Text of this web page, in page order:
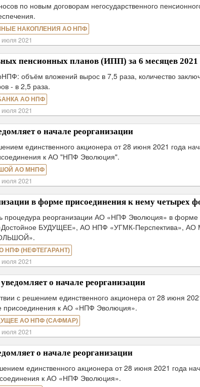
по новым договорам негосударственного
НАКОПЛЕНИЯ АО НПФ
июля 2021
пенсионных планов (ИПП) за 6 месяцев 2021
объём вложений вырос в 7,5 раза, количество
- в 2,5 раза.
АО НПФ
июля 2021
о начале реорганизации
единственного акционера от 28 июня 2021 года
к АО "НПФ Эволюция".
АО МНПФ
июля 2021
в форме присоединения к нему четырех
реорганизации АО «НПФ Эволюция» в форме
БУДУЩЕЕ», АО НПФ «УГМК-Перспектива»,
НПФ (НЕФТЕГАРАНТ)
июля 2021
о начале реорганизации
с решением единственного акционера от 28 июня
присоединения к АО «НПФ Эволюция».
АО НПФ (САФМАР)
июля 2021
о начале реорганизации
единственного акционера от 28 июня 2021 года
к АО «НПФ Эволюция».